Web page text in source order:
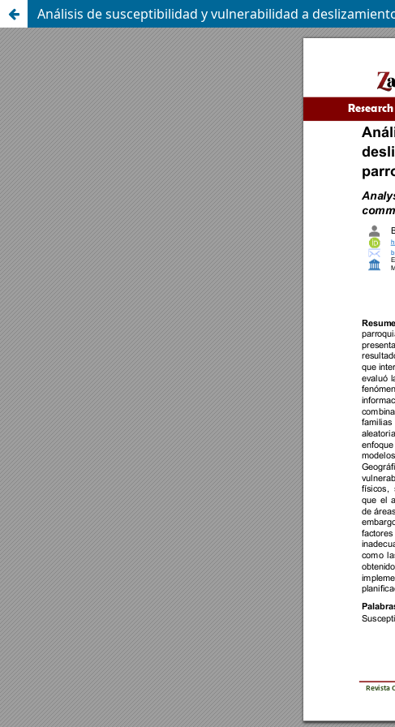
Análisis de susceptibilidad y vulnerabilidad a